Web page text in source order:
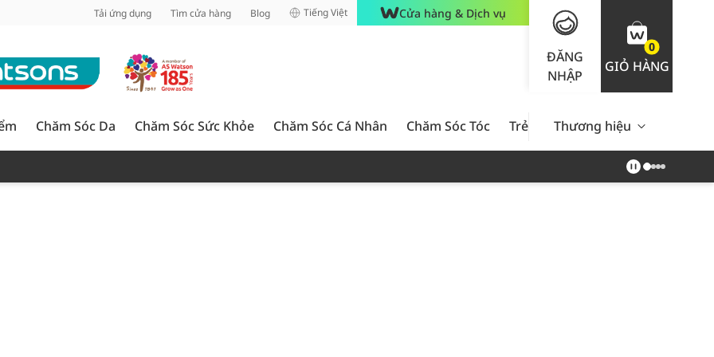
Tải ứng dụng Tìm cửa hàng Blog Tiếng Việt Cửa hàng & Dịch vụ
ĐĂNG
NHẬP
0
GIỎ HÀNG
Chăm Sóc Da Chăm Sóc Sức Khỏe Chăm Sóc Cá Nhân Chăm Sóc Tóc Trẻ Em Nam Giới Chăm Sóc
Thương hiệu